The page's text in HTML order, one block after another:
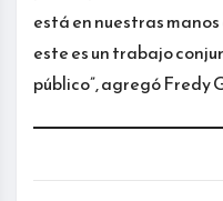
está en nuestras
este es un trabajo
público”, agregó Fredy